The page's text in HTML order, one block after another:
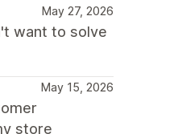
May 27, 2026
want to solve
May 15, 2026
store